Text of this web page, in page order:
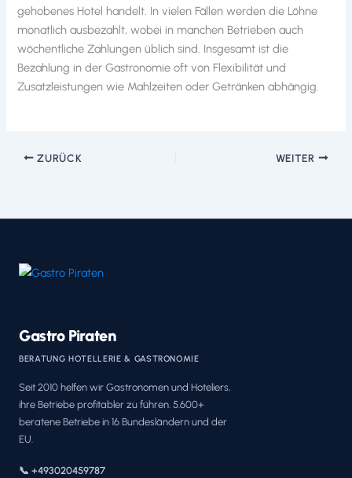
gehobenes Hotel handelt. In vielen Fällen werden die Löhne
monatlich ausbezahlt, wobei in manchen Betrieben auch
wöchentliche Zahlungen üblich sind. Insgesamt ist die
Bezahlung in der Gastronomie oft von Flexibilität und
Zusatzleistungen wie Mahlzeiten oder Getränken abhängig.
ZURÜCK WEITER
Gastro Piraten
BERATUNG HOTELLERIE & GASTRONOMIE
Seit 2010 helfen wir Gastronomen und Hoteliers,
ihre Betriebe profitabler zu führen. 5.600+
beratene Betriebe in 16 Bundesländern und der
EU.
📞 +493020459787